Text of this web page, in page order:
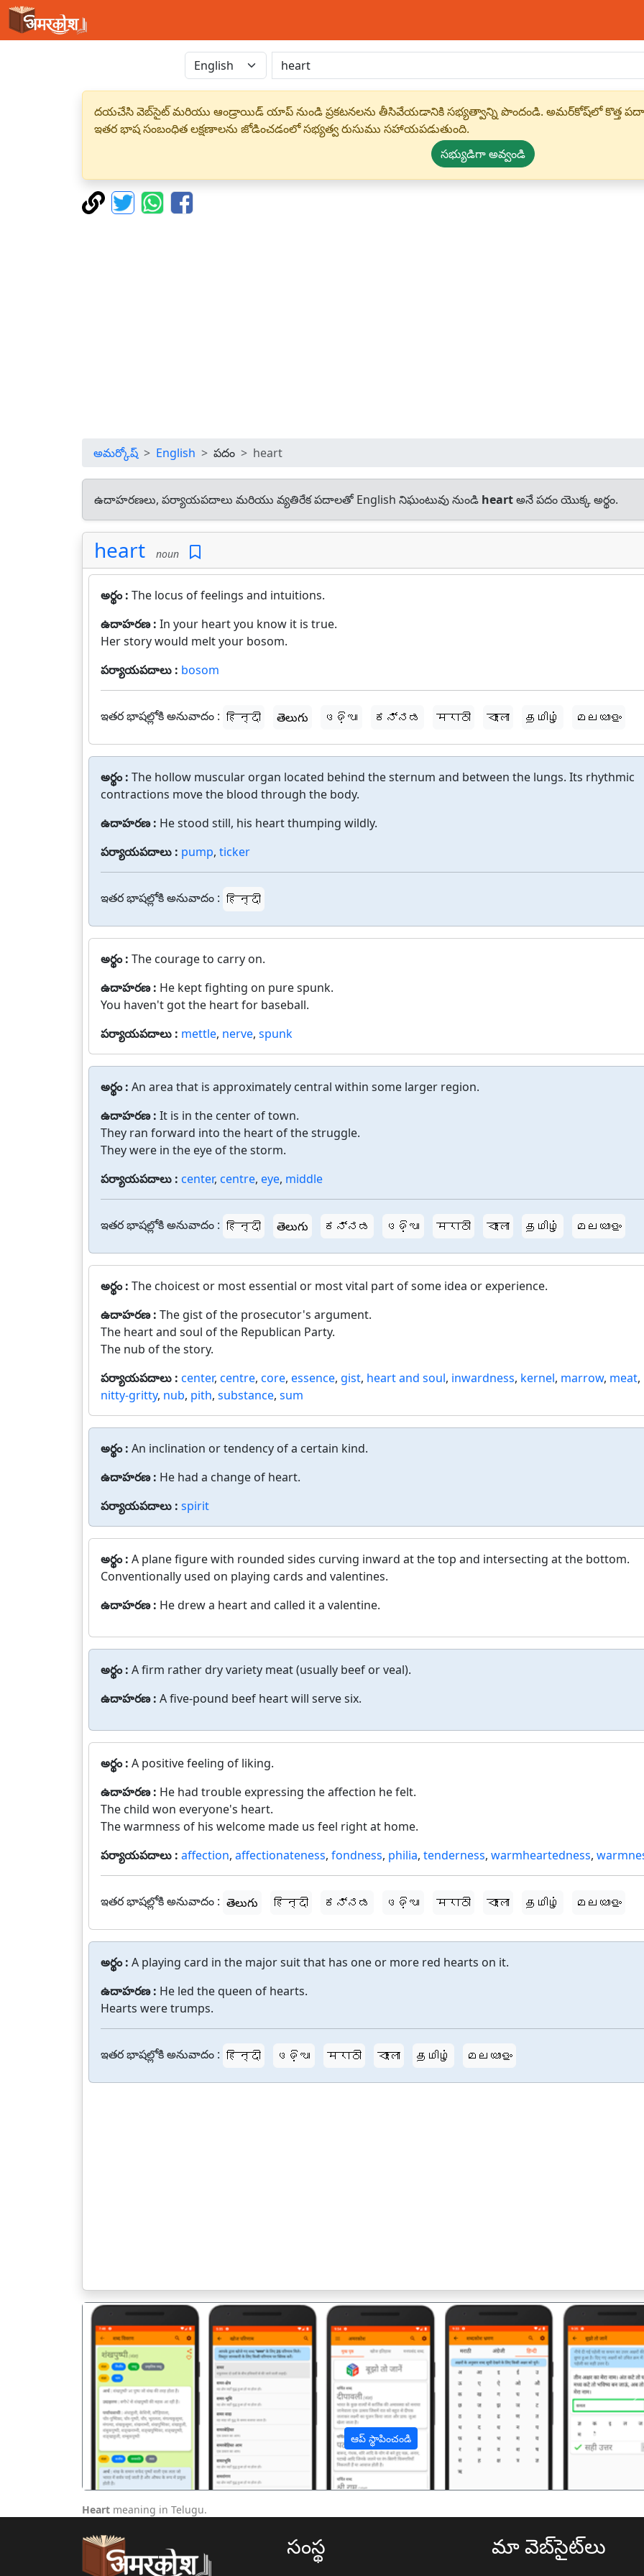
దయచేసి వెబ్‌సైట్ మరియు ఆండ్రాయిడ్ యాప్ నుండి ప్రకటనలను తీసివేయడానికి సభ్యత్వాన్ని పొందండి. అమర్‌కోష్‌లో కొత్త
ఇతర భాష సంబంధిత లక్షణాలను జోడించడంలో సభ్యత్వ రుసుము సహాయపడుతుంది.
సభ్యుడిగా అవ్వండి
అమర్కోష్ English పదం heart
ఉదాహరణలు, పర్యాయపదాలు మరియు వ్యతిరేక పదాలతో English నిఘంటువు నుండి heartఅనే పదం యొక్క అర్థం.
heart noun
అర్థం : The locus of feelings and intuitions.
ఉదాహరణ : In your heart you know it is true.
Her story would melt your bosom.
పర్యాయపదాలు : bosom
ఇతర భాషల్లోకి అనువాదం : हिन्दी తెలుగు ଓଡ଼ିଆ ಕನ್ನಡ मराठी বাংলা தமிழ் മലയാളം
అర్థం : The hollow muscular organ located behind the sternum and between the lungs. Its rhythmic
contractions move the blood through the body.
ఉదాహరణ : He stood still, his heart thumping wildly.
పర్యాయపదాలు : pump, ticker
ఇతర భాషల్లోకి అనువాదం : हिन्दी
అర్థం : The courage to carry on.
ఉదాహరణ : He kept fighting on pure spunk.
You haven't got the heart for baseball.
పర్యాయపదాలు : mettle, nerve, spunk
అర్థం : An area that is approximately central within some larger region.
ఉదాహరణ : It is in the center of town.
They ran forward into the heart of the struggle.
They were in the eye of the storm.
పర్యాయపదాలు : center, centre, eye, middle
ఇతర భాషల్లోకి అనువాదం : हिन्दी తెలుగు ಕನ್ನಡ ଓଡ଼ିଆ मराठी বাংলা தமிழ் മലയാളം
అర్థం : The choicest or most essential or most vital part of some idea or experience.
ఉదాహరణ : The gist of the prosecutor's argument.
The heart and soul of the Republican Party.
The nub of the story.
పర్యాయపదాలు : center, centre, core, essence, gist, heart and soul, inwardness, kernel, marrow, meat,
nitty-gritty, nub, pith, substance, sum
అర్థం : An inclination or tendency of a certain kind.
ఉదాహరణ : He had a change of heart.
పర్యాయపదాలు : spirit
అర్థం : A plane figure with rounded sides curving inward at the top and intersecting at the bottom.
Conventionally used on playing cards and valentines.
ఉదాహరణ : He drew a heart and called it a valentine.
అర్థం : A firm rather dry variety meat (usually beef or veal).
ఉదాహరణ : A five-pound beef heart will serve six.
అర్థం : A positive feeling of liking.
ఉదాహరణ : He had trouble expressing the affection he felt.
The child won everyone's heart.
The warmness of his welcome made us feel right at home.
పర్యాయపదాలు : affection, affectionateness, fondness, philia, tenderness, warmheartedness,
ఇతర భాషల్లోకి అనువాదం : తెలుగు हिन्दी ಕನ್ನಡ ଓଡ଼ିଆ मराठी বাংলা தமிழ் മലയാളം
అర్థం : A playing card in the major suit that has one or more red hearts on it.
ఉదాహరణ : He led the queen of hearts.
Hearts were trumps.
ఇతర భాషల్లోకి అనువాదం : हिन्दी ଓଡ଼ିଆ मराठी বাংলা தமிழ் മലയാളം
ఆప్ స్థాపించండి
पिछला
Heart meaning in Telugu.
సంస్థ మా వెబ్‌సైట్‌లు